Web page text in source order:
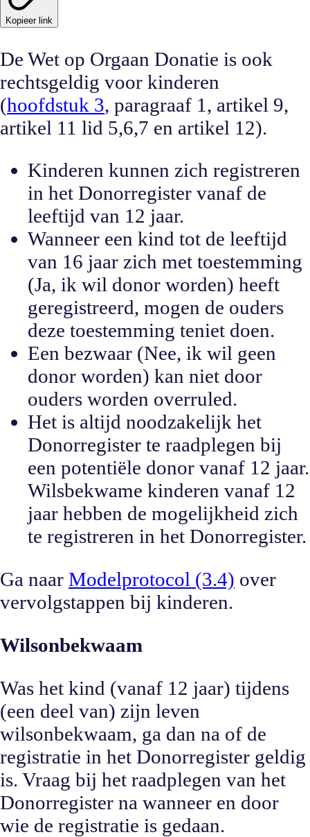
Kopieer link
De Wet op Orgaan Donatie is ook
rechtsgeldig voor kinderen
(hoofdstuk 3, paragraaf 1, artikel 9,
artikel 11 lid 5,6,7 en artikel 12).
Kinderen kunnen zich registreren
in het Donorregister vanaf de
leeftijd van 12 jaar.
Wanneer een kind tot de leeftijd
van 16 jaar zich met toestemming
(Ja, ik wil donor worden) heeft
geregistreerd, mogen de ouders
deze toestemming teniet doen.
Een bezwaar (Nee, ik wil geen
donor worden) kan niet door
ouders worden overruled.
Het is altijd noodzakelijk het
Donorregister te raadplegen bij
een potentiële donor vanaf 12 jaar.
Wilsbekwame kinderen vanaf 12
jaar hebben de mogelijkheid zich
te registreren in het Donorregister.
Ga naar Modelprotocol (3.4) over
vervolgstappen bij kinderen.
Wilsonbekwaam
Was het kind (vanaf 12 jaar) tijdens
(een deel van) zijn leven
wilsonbekwaam, ga dan na of de
registratie in het Donorregister geldig
is. Vraag bij het raadplegen van het
Donorregister na wanneer en door
wie de registratie is gedaan.